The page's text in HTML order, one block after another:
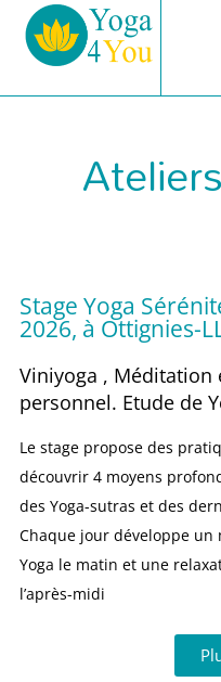
Stage Yoga
2026, à Ottignies-
Viniyoga , Méditation
personnel. Etude de
Le stage propose des
découvrir 4 moyens
des Yoga-sutras et des
Chaque jour développe
Yoga le matin et une
l’après-midi